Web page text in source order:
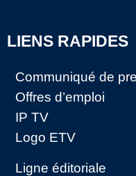
LIENS RAPIDES
Communiqué de
Offres d’emploi
IP TV
Logo ETV
Ligne éditoriale